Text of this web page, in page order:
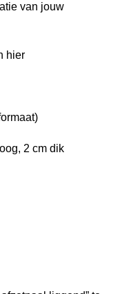
van jouw
hier
2 cm dik